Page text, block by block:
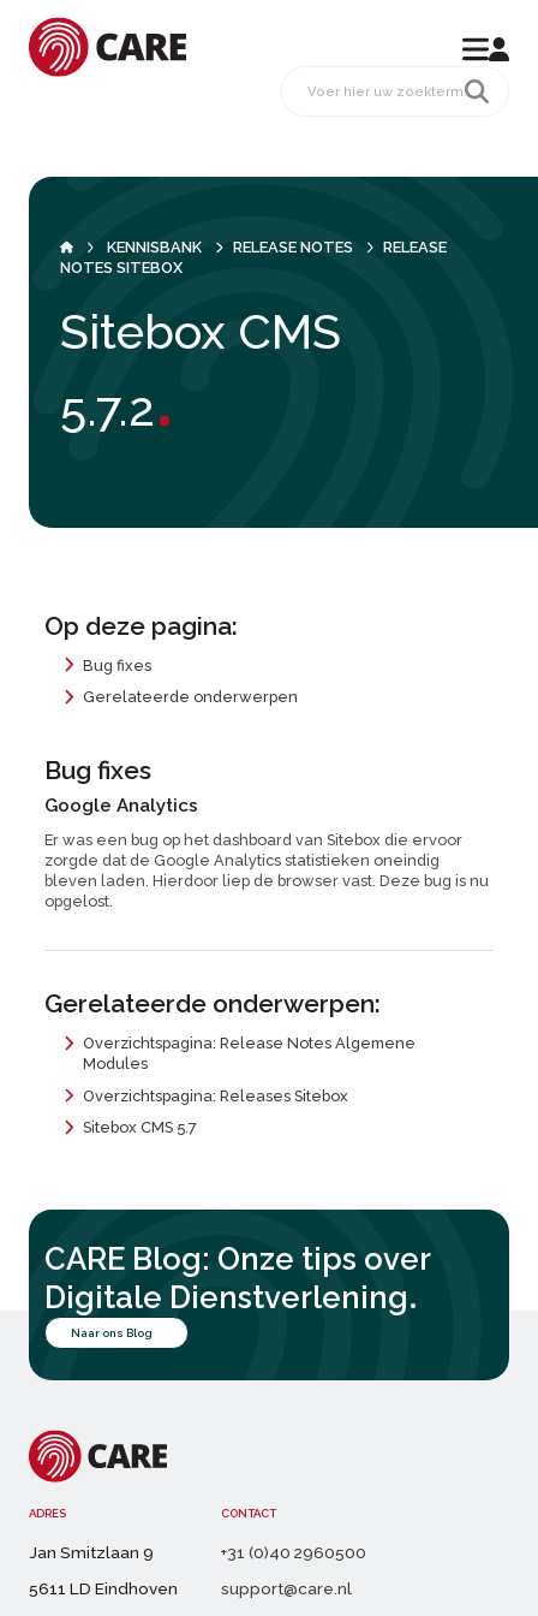
KENNISBANK RELEASE NOTES
RELEASE
NOTES SITEBOX
Sitebox CMS
5.7.2.
Op deze pagina:
Bug fixes
Gerelateerde onderwerpen
Bug fixes
Google Analytics
Er was een bug op het dashboard van Sitebox die ervoor
zorgde dat de Google Analytics statistieken oneindig
bleven laden. Hierdoor liep de browser vast. Deze bug is nu
opgelost.
Gerelateerde onderwerpen:
Overzichtspagina: Release Notes Algemene
Modules
Overzichtspagina: Releases Sitebox
Sitebox CMS 5.7
CARE Blog: Onze tips over
Digitale Dienstverlening.
Naar ons Blog
ADRES
Jan Smitzlaan 9
5611 LD Eindhoven
CONTACT
+31 (0)40 2960500
support@care.nl